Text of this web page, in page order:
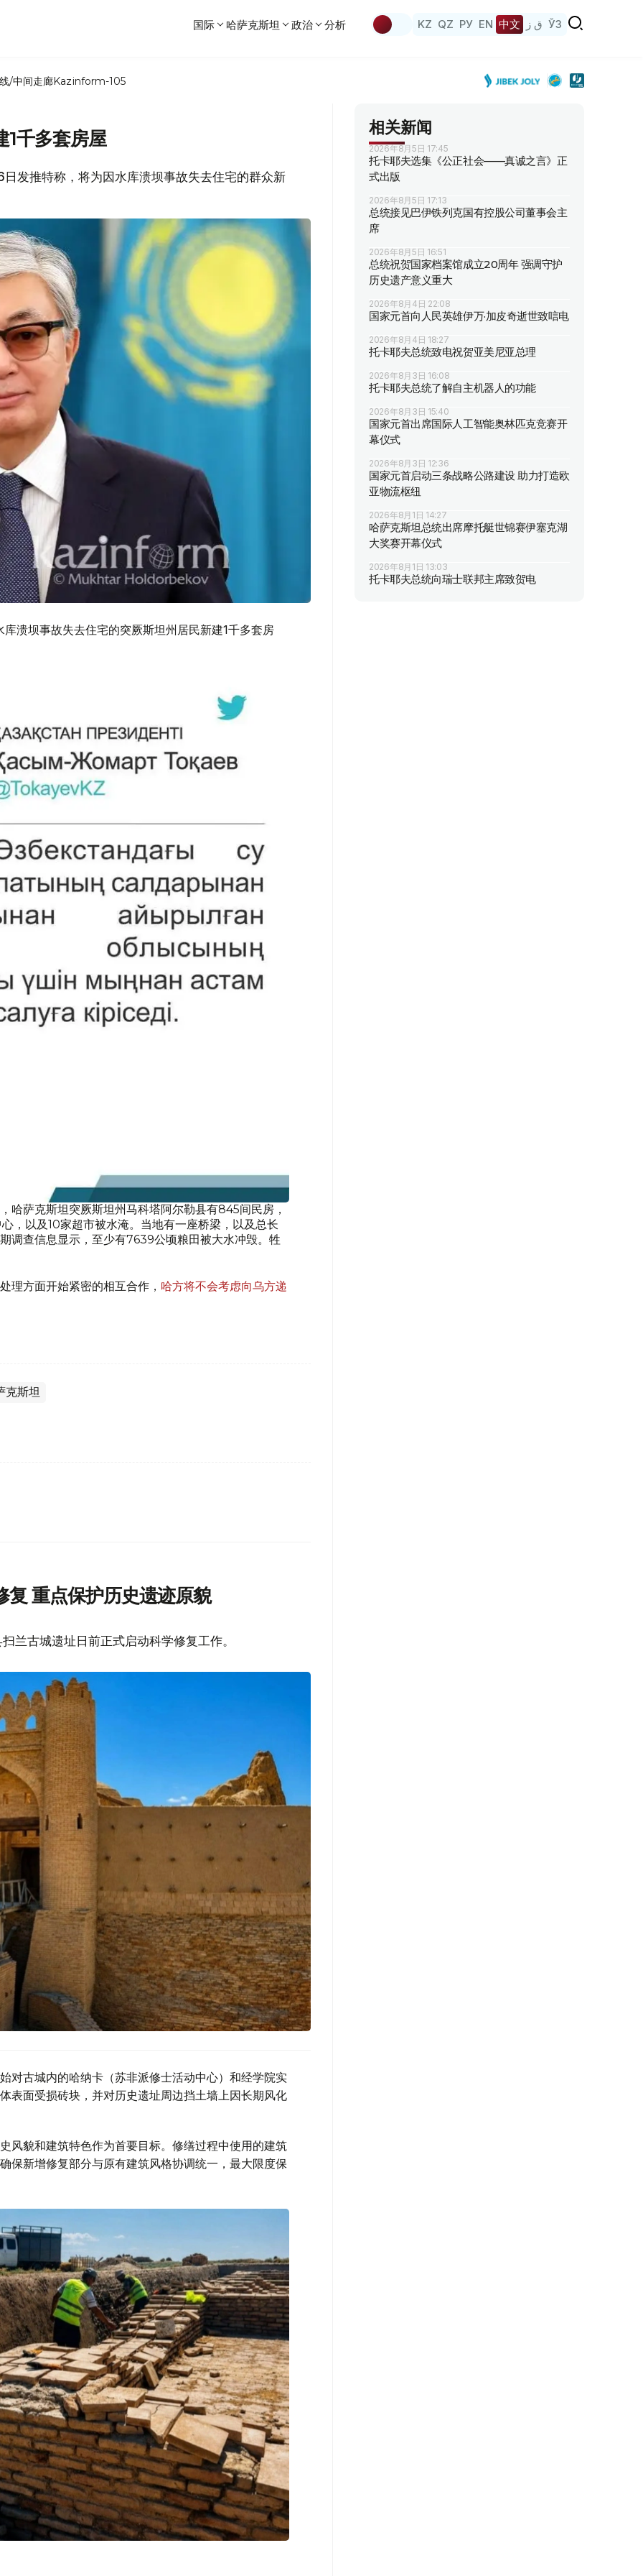
国际 哈萨克斯坦 政治 分析 KZ QZ РУ EN 中文 ق ز ЎЗ
/中间走廊Kazinform-105
1千多套房屋
发推特称，将为因水库溃坝事故失去住宅的群众新
溃坝事故失去住宅的突厥斯坦州居民新建1千多套房
哈萨克斯坦突厥斯坦州马科塔阿尔勒县有845间民房，
，以及10家超市被水淹。当地有一座桥梁，以及总长
调查信息显示，至少有7639公顷粮田被大水冲毁。牲
理方面开始紧密的相互合作， 哈方将不会考虑向乌方递
克斯坦
复 重点保护历史遗迹原貌
兰古城遗址日前正式启动科学修复工作。
对古城内的哈纳卡（苏非派修士活动中心）和经学院实
表面受损砖块，并对历史遗址周边挡土墙上因长期风化
风貌和建筑特色作为首要目标。修缮过程中使用的建筑
保新增修复部分与原有建筑风格协调统一，最大限度保
相关新闻
2026年8月5日 17:45
托卡耶夫选集《公正社会——真诚之言》正
式出版
2026年8月5日 17:13
总统接见巴伊铁列克国有控股公司董事会主
席
2026年8月5日 16:51
总统祝贺国家档案馆成立20周年 强调守护
历史遗产意义重大
2026年8月4日 22:08
国家元首向人民英雄伊万·加皮奇逝世致唁电
2026年8月4日 18:27
托卡耶夫总统致电祝贺亚美尼亚总理
2026年8月3日 16:08
托卡耶夫总统了解自主机器人的功能
2026年8月3日 15:40
国家元首出席国际人工智能奥林匹克竞赛开
幕仪式
2026年8月3日 12:36
国家元首启动三条战略公路建设 助力打造欧
亚物流枢纽
2026年8月1日 14:27
哈萨克斯坦总统出席摩托艇世锦赛伊塞克湖
大奖赛开幕仪式
2026年8月1日 13:03
托卡耶夫总统向瑞士联邦主席致贺电